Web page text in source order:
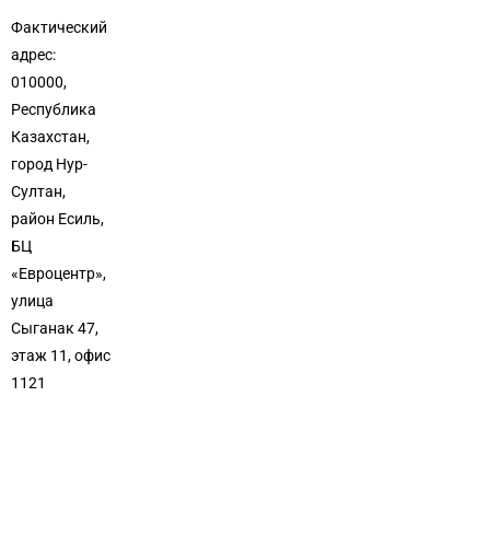
Фактический
адрес:
010000,
Республика
Казахстан,
город Нур-
Султан,
район Есиль,
БЦ
«Евроцентр»,
улица
Сыганак 47,
этаж 11, офис
1121